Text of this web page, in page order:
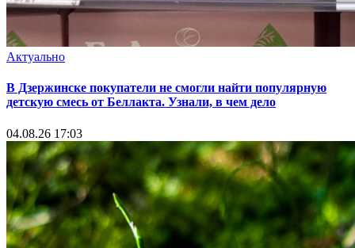
Актуально
В Дзержинске покупатели не смогли найти популярную
детскую смесь от Беллакта. Узнали, в чем дело
04.08.26 17:03